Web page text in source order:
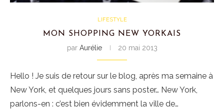
LIFESTYLE
MON SHOPPING NEW YORKAIS
par Aurélie 20 mai 2013
Hello ! Je suis de retour sur le blog, après ma semaine à
New York, et quelques jours sans poster… New York,
parlons-en : c’est bien évidemment la ville de…